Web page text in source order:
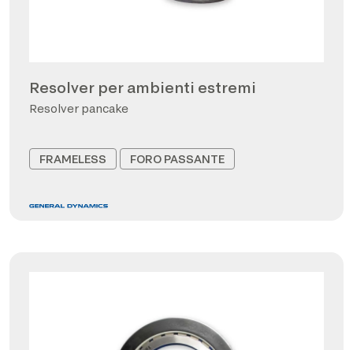
Resolver per ambienti estremi
Resolver pancake
FRAMELESS FORO PASSANTE